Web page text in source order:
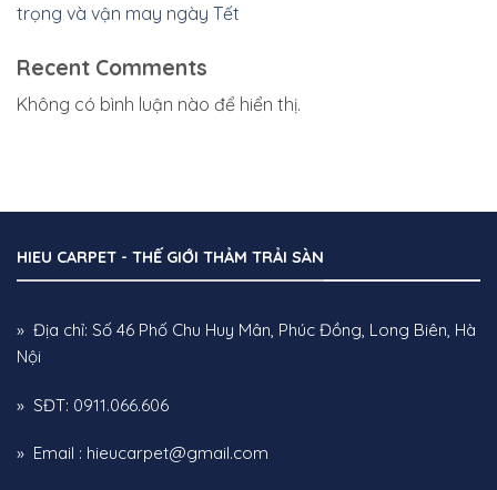
trọng và vận may ngày Tết
Recent Comments
Không có bình luận nào để hiển thị.
HIEU CARPET - THẾ GIỚI THẢM TRẢI SÀN
» Địa chỉ: Số 46 Phố Chu Huy Mân, Phúc Đồng, Long Biên, Hà
Nội
» SĐT: 0911.066.606
» Email : hieucarpet@gmail.com